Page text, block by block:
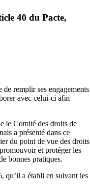
40 du Pacte,
remplir ses engagements
avec celui-ci afin
le Comité des droits de
a présenté dans ce
du point de vue des droits
et protéger les
bonnes pratiques.
qu’il a établi en suivant les